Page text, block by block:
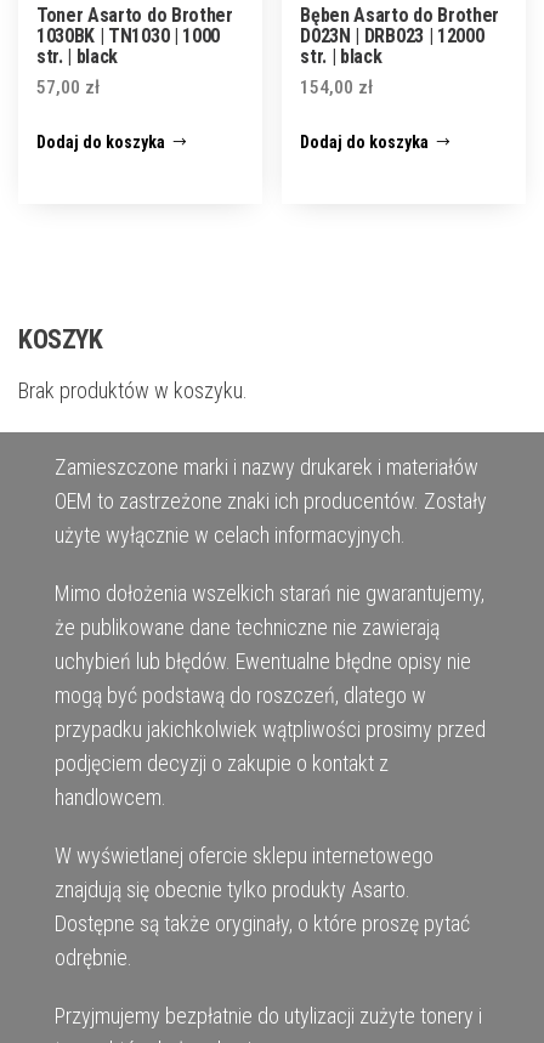
Toner Asarto do Brother
1030BK | TN1030 | 1000
str. | black
57,00 zł
Dodaj do koszyka
Bęben Asarto do Brother
D023N | DRB023 | 12000
str. | black
154,00 zł
Dodaj do koszyka
KOSZYK
Brak produktów w koszyku.
Zamieszczone marki i nazwy drukarek i materiałów
OEM to zastrzeżone znaki ich producentów. Zostały
użyte wyłącznie w celach informacyjnych.
Mimo dołożenia wszelkich starań nie gwarantujemy,
że publikowane dane techniczne nie zawierają
uchybień lub błędów. Ewentualne błędne opisy nie
mogą być podstawą do roszczeń, dlatego w
przypadku jakichkolwiek wątpliwości prosimy przed
podjęciem decyzji o zakupie o kontakt z
handlowcem.
W wyświetlanej ofercie sklepu internetowego
znajdują się obecnie tylko produkty Asarto.
Dostępne są także oryginały, o które proszę pytać
odrębnie.
Przyjmujemy bezpłatnie do utylizacji zużyte tonery i